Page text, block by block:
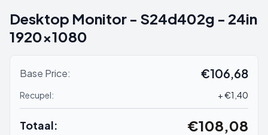
Desktop Monitor - S24d402g - 24in
1920x1080
Base Price: €106,68
Recupel: + €1,40
Totaal: €108,08